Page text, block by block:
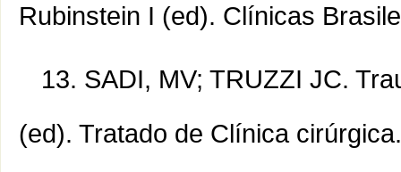
Rubinstein I (ed). Clínicas
SADI, MV; TRUZZI JC.
(ed). Tratado de Clínica